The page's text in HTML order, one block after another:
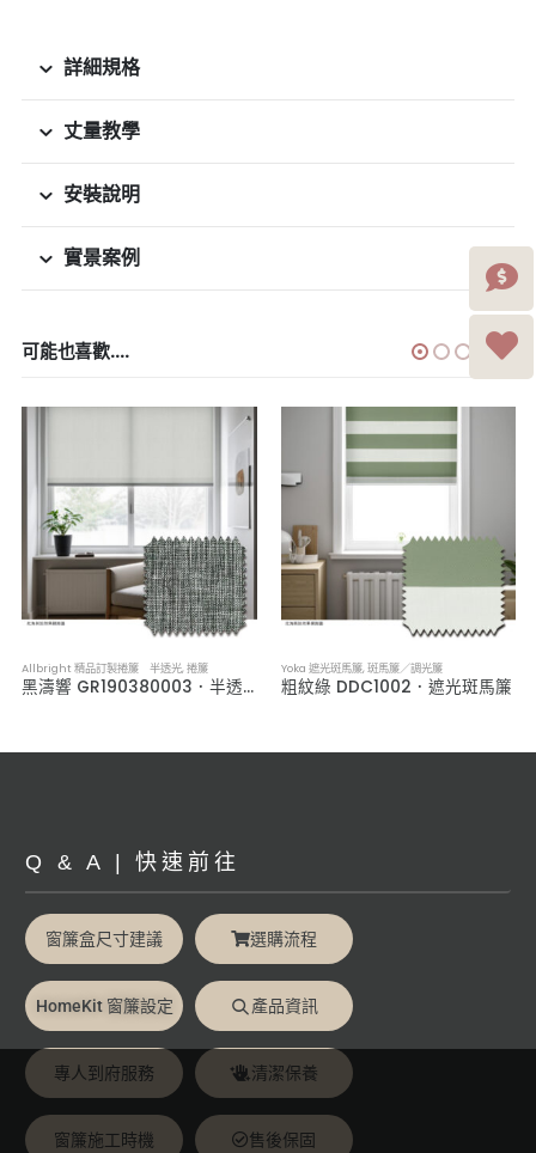
詳細規格
丈量教學
安裝說明
實景案例
可能也喜歡....
Allbright 精品訂製捲簾 半透光,捲簾
黑濤響 GR190380003．半透光捲簾
Yoka 遮光斑馬簾,斑馬簾／調光簾
粗紋綠 DDC1002．遮光斑馬簾
Q & A | 快速前往
窗簾盒尺寸建議 選購流程
HomeKit 窗簾設定 產品資訊
專人到府服務 清潔保養
窗簾施工時機 售後保固